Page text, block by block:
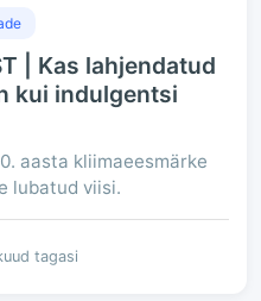
| Kas lahjendatud
kui indulgentsi
aasta kliimaeesmärke
lubatud viisi.
tagasi